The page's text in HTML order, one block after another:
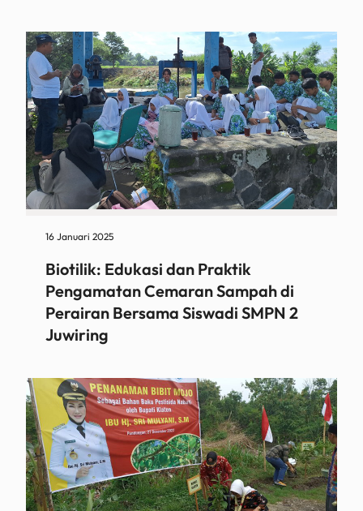
16 Januari 2025
Biotilik: Edukasi dan Praktik
Pengamatan Cemaran Sampah di
Perairan Bersama Siswadi SMPN 2
Juwiring